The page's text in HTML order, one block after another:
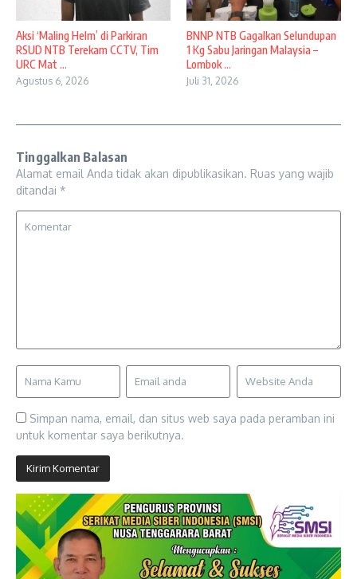
Aksi ‘Maling Helm’ di Parkiran
RSUD NTB Terekam CCTV, Tim
URC Mat ...
Agustus 6, 2026
BNNP NTB Gagalkan Selundupan
1 Kg Sabu Jaringan Malaysia –
Lombok ...
Juli 31, 2026
Tinggalkan Balasan
Alamat email Anda tidak akan dipublikasikan. Ruas yang wajib
ditandai *
Simpan nama, email, dan situs web saya pada peramban ini
untuk komentar saya berikutnya.